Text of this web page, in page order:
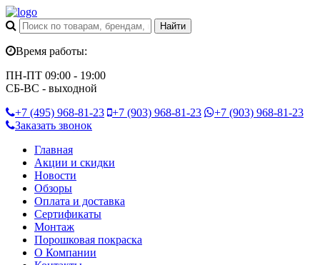
Время работы:
ПН-ПТ 09:00 - 19:00
СБ-ВС - выходной
+7 (495) 968-81-23 +7 (903) 968-81-23 +7 (903) 968-81-23
Заказать звонок
Главная
Акции и скидки
Новости
Обзоры
Оплата и доставка
Сертификаты
Монтаж
Порошковая покраска
О Компании